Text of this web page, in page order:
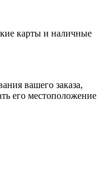
карты и наличные
вашего заказа,
его местоположение